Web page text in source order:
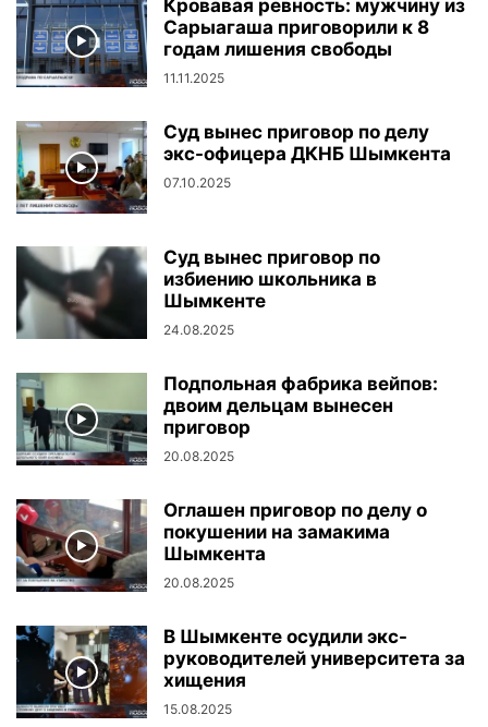
Кровавая ревность: мужчину из
Сарыагаша приговорили к 8
годам лишения свободы
11.11.2025
Суд вынес приговор по делу
экс-офицера ДКНБ Шымкента
07.10.2025
Суд вынес приговор по
избиению школьника в
Шымкенте
24.08.2025
Подпольная фабрика вейпов:
двоим дельцам вынесен
приговор
20.08.2025
Оглашен приговор по делу о
покушении на замакима
Шымкента
20.08.2025
В Шымкенте осудили экс-
руководителей университета за
хищения
15.08.2025